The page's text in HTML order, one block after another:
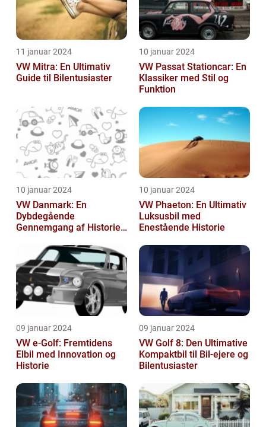
11 januar 2024
VW Mitra: En Ultimativ
Guide til Bilentusiaster
10 januar 2024
VW Passat Stationcar: En
Klassiker med Stil og
Funktion
10 januar 2024
VW Danmark: En
Dybdegående
Gennemgang af Historien
10 januar 2024
VW Phaeton: En Ultimativ
Luksusbil med
Enestående Historie
09 januar 2024
VW e-Golf: Fremtidens
Elbil med Innovation og
Historie
09 januar 2024
VW Golf 8: Den Ultimative
Kompaktbil til Bil-ejere og
Bilentusiaster